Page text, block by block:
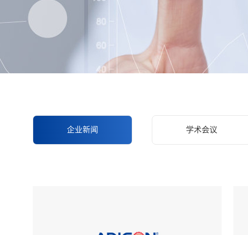
企业新闻 学术会议